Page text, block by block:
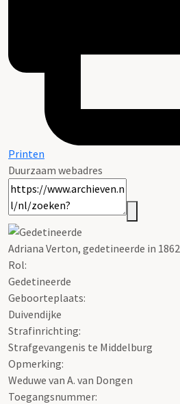
Printen
Duurzaam webadres
Adriana Verton, gedetineerde in 1862
Rol:
Gedetineerde
Geboorteplaats:
Duivendijke
Strafinrichting:
Strafgevangenis te Middelburg
Opmerking:
Weduwe van A. van Dongen
Toegangsnummer: